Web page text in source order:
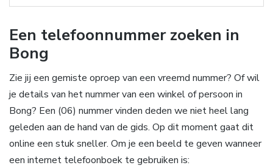
Een telefoonnummer zoeken in
Bong
Zie jij een gemiste oproep van een vreemd nummer? Of wil
je details van het nummer van een winkel of persoon in
Bong? Een (06) nummer vinden deden we niet heel lang
geleden aan de hand van de gids. Op dit moment gaat dit
online een stuk sneller. Om je een beeld te geven wanneer
een internet telefoonboek te gebruiken is: